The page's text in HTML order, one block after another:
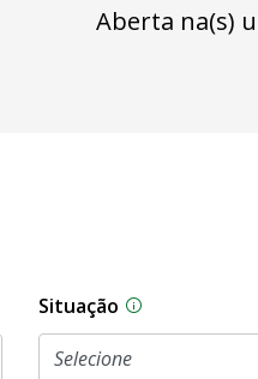
Aberta na(s)
Situação Na CLDF, as